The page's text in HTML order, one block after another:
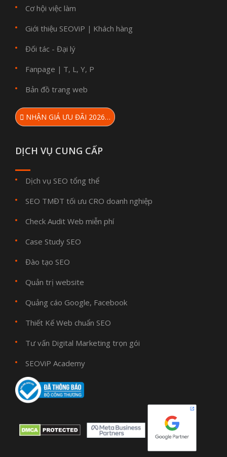
Cơ hội việc làm
Giới thiệu SEOViP | Khách hàng
Đối tác - Đại lý
Fanpage | T, L, Y, P
Bản đồ trang web
NHẬN GIÁ ƯU ĐÃI 2026…
DỊCH VỤ CUNG CẤP
Dịch vụ SEO tổng thể
SEO TMĐT tối ưu CRO doanh nghiệp
Check Audit Web miễn phí
Case Study SEO
Đào tạo SEO
Quản trị website
Quảng cáo Google, Facebook
Thiết Kế Web chuẩn SEO
Tư vấn Digital Marketing trọn gói
SEOViP Academy